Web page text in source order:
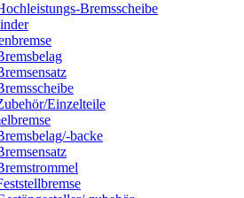
Bremsscheibe
Einzelteile
backe